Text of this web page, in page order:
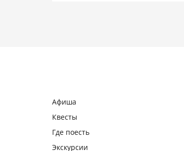
Афиша
Квесты
Где поесть
Экскурсии